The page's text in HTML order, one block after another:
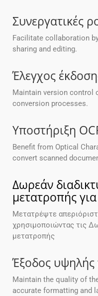
Συνεργατικές
Facilitate collaboration
sharing and editing.
Έλεγχος
Maintain version control
conversion processes.
Υποστήριξη
Benefit from Optical
convert scanned
Δωρεάν
μετατροπής
Μετατρέψτε
χρησιμοποιώντας τις
μετατροπής
Έξοδος υψηλής
Maintain the quality of
accurate formatting and